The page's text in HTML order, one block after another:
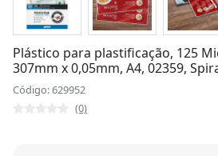
Plástico para plastificação, 125
307mm x 0,05mm, A4, 02359,
Código: 629952
(0)